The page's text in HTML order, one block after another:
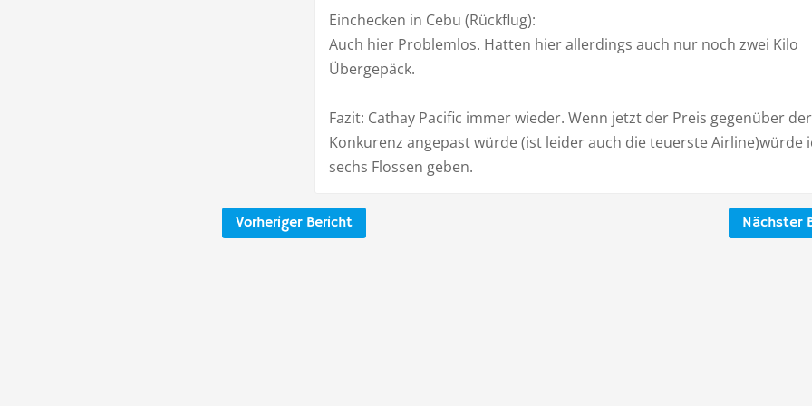
Einchecken in Cebu (Rückflug):
Auch hier Problemlos. Hatten hier allerdings auch nur noch zwei Kilo
Übergepäck.
Fazit: Cathay Pacific immer wieder. Wenn jetzt der Preis gegenüber der
Konkurenz angepast würde (ist leider auch die teuerste Airline)würde
sechs Flossen geben.
Nächster
Vorheriger Bericht